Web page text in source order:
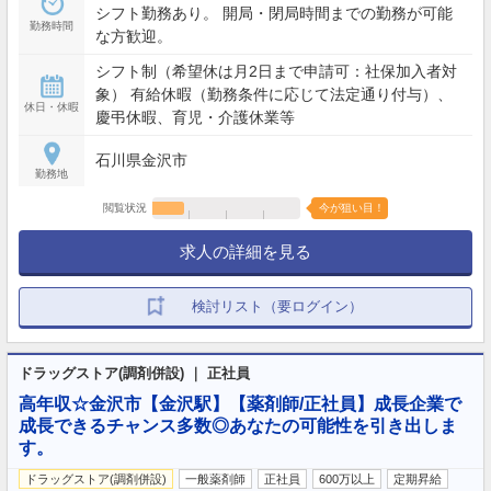
勤務時間
シフト勤務あり。 開局・閉局時間までの勤務が可能
な方歓迎。
休日・休暇
シフト制（希望休は月2日まで申請可：社保加入者対
象） 有給休暇（勤務条件に応じて法定通り付与）、
慶弔休暇、育児・介護休業等
勤務地
石川県金沢市
閲覧状況 今が狙い目！
求人の詳細を見る
検討リスト（要ログイン）
ドラッグストア(調剤併設) ｜ 正社員
高年収☆金沢市【金沢駅】【薬剤師/正社員】成長企業で
成長できるチャンス多数◎あなたの可能性を引き出しま
す。
ドラッグストア(調剤併設) 一般薬剤師 正社員 600万以上
定期昇給